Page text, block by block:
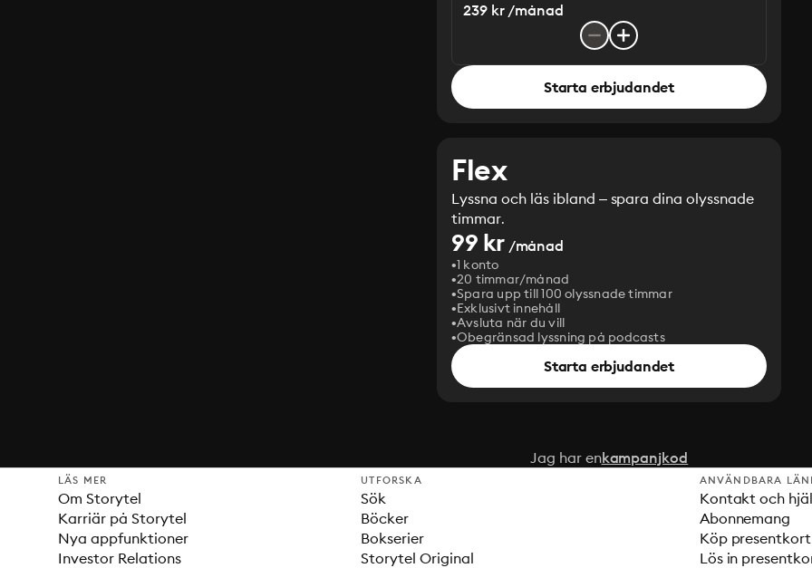
239 kr /månad
Starta erbjudandet
Flex
Lyssna och läs ibland – spara dina olyssnade
timmar.
99 kr/månad
1 konto
20 timmar/månad
Spara upp till 100 olyssnade timmar
Exklusivt innehåll
Avsluta när du vill
Obegränsad lyssning på podcasts
Starta erbjudandet
Jag har enkampanjkod
LÄS MER
Om Storytel
Karriär på Storytel
Nya appfunktioner
Investor Relations
UTFORSKA
Sök
Böcker
Bokserier
Storytel Original
ANVÄNDBARA
Kontakt och
Abonnemang
Köp presentkort
Lös in